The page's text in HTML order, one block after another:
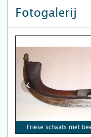
Fotogalerij
Friese schaats met